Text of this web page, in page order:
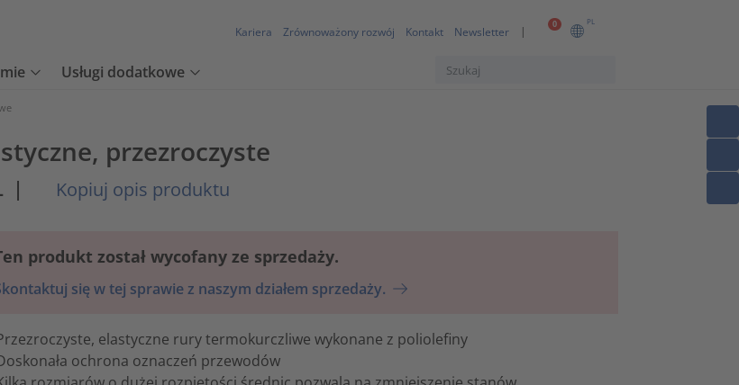
0 PL
Kariera Zrównoważony rozwój Kontakt Newsletter
Usługi dodatkowe
przezroczyste
| Kopiuj opis produktu
produkt został wycofany ze sprzedaży.
się w tej sprawie z naszym działem sprzedaży.
elastyczne rury termokurczliwe wykonane z poliolefiny
ochrona oznaczeń przewodów